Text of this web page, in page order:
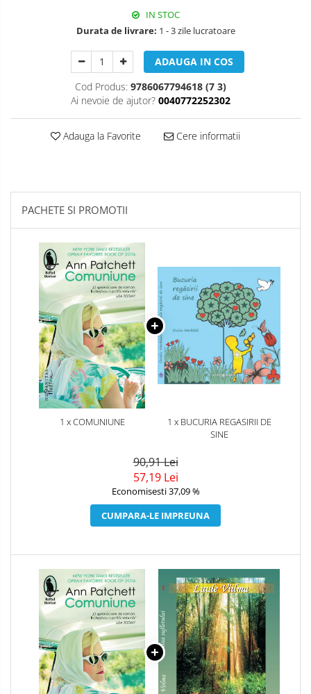
IN STOC
Durata de livrare: 1 - 3 zile lucratoare
ADAUGA IN COS
Cod Produs: 9786067794618 (7 3)
Ai nevoie de ajutor? 0040772252302
Adauga la Favorite Cere informatii
PACHETE SI PROMOTII
1 x COMUNIUNE
1 x BUCURIA REGASIRII DE
SINE
90,91 Lei
57,19 Lei
Economisesti 37,09 %
CUMPARA-LE IMPREUNA